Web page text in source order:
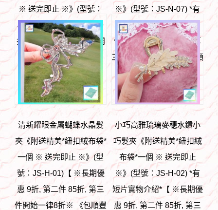
※ 送完即止 ※》(型號：
JS-N-05)【 ※長期優惠 9
折, 第二件 85折, 第三件開
始一律8折※ 《包順豐運
費》】
HK$98
※》(型號：JS-N-07) *有
短片實物介紹* 【 ※長期
優惠 9折, 第二件 85折, 第
三件開始一律8折※ 《包順
豐運費》】
HK$88
清新耀眼金屬蝴蝶水晶髮
夾《附送精美*紐扣絨布袋*
一個 ※ 送完即止 ※》(型
號：JS-H-01)【 ※長期優
惠 9折, 第二件 85折, 第三
件開始一律8折※ 《包順豐
小巧高雅琉璃麥穗水鑽小
巧髮夾《附送精美*紐扣絨
布袋*一個 ※ 送完即止
※》(型號：JS-H-02) *有
短片實物介紹*【 ※長期優
惠 9折, 第二件 85折, 第三